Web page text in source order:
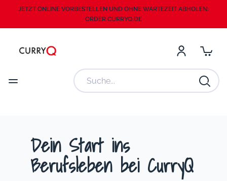
JETZT ONLINE VORBESTELLEN UND OHNE WARTEZEIT ABHOLEN:
ORDER.CURRYQ.DE
Dein Start ins
Berufsleben bei CurryQ